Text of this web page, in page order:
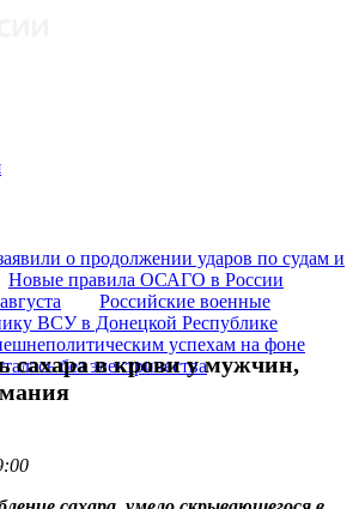
о продолжении ударов по судам и
Новые правила ОСАГО в России
Российские военные
ВСУ в Донецкой Республике
успехам на фоне
без электричества
сахара в крови у мужчин,